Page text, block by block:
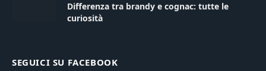
Differenza tra brandy e cognac: tutte le
curiosità
SEGUICI SU FACEBOOK